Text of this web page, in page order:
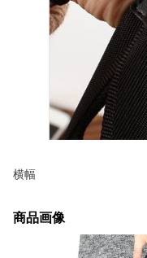
横幅
商品画像